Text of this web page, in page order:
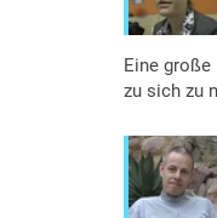
Eine
zu sich zu